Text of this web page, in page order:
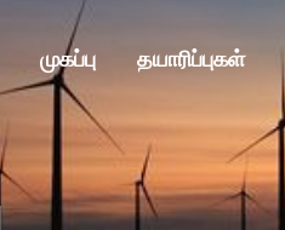
முகப்பு தயாரிப்புகள்